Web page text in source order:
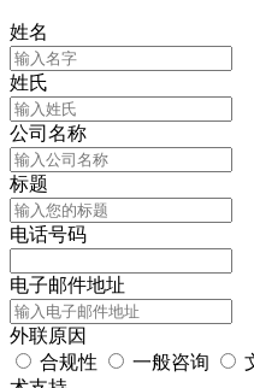
姓名
姓氏
公司名称
标题
电话号码
电子邮件地址
外联原因
合规性
一般咨询